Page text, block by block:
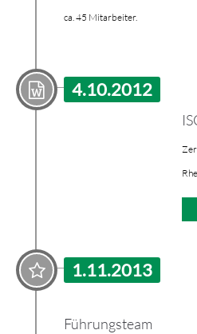
ca. 45 Mitarbeiter.
4.10.2012
1.11.2013
Führungsteam